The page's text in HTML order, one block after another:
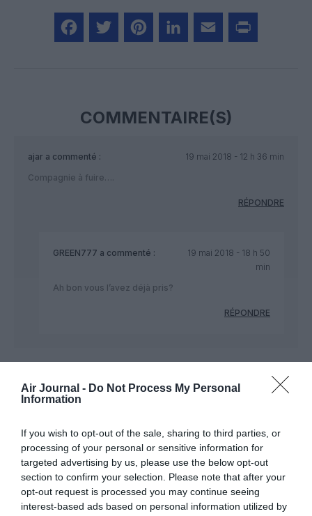
Air Journal - Do Not Process My Personal
Information
If you wish to opt-out of the sale, sharing to third parties, or
processing of your personal or sensitive information for
targeted advertising by us, please use the below opt-out
section to confirm your selection. Please note that after your
opt-out request is processed you may continue seeing
interest-based ads based on personal information utilized by
COMMENTAIRE(S)
ajar a commenté :
19 mai 2018 - 12 h 36 min
Compagnie à fuire….
RÉPONDRE
GREEN777 a commenté :
19 mai 2018 - 18 h 50
min
Ah bon vous l’avez déjà pris?
RÉPONDRE
EMBDCB a commenté :
19 mai 2018 - 12 h 36 min
Visiblement l’accord n’est pas si secret que ca. Du moins il ne
RÉPONDRE
GREEN777a commenté :
19 mai 2018 - 18 h 56 min